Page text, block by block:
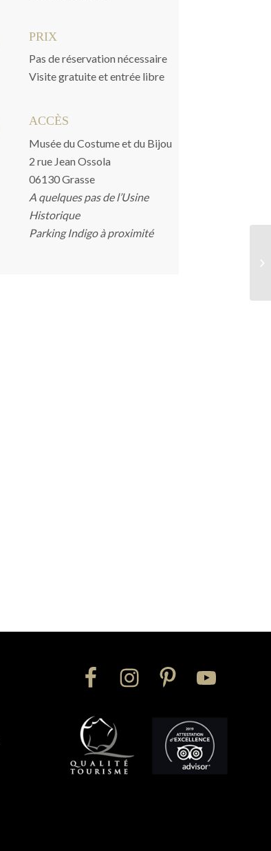
PRIX
Pas de réservation nécessaire
Visite gratuite et entrée libre
ACCÈS
Musée du Costume et du Bijou
2 rue Jean Ossola
06130 Grasse
A quelques pas de l’Usine
Historique
Parking Indigo à proximité